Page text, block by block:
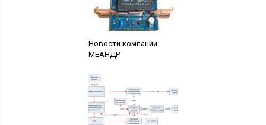
Новости компании
МЕАНДР